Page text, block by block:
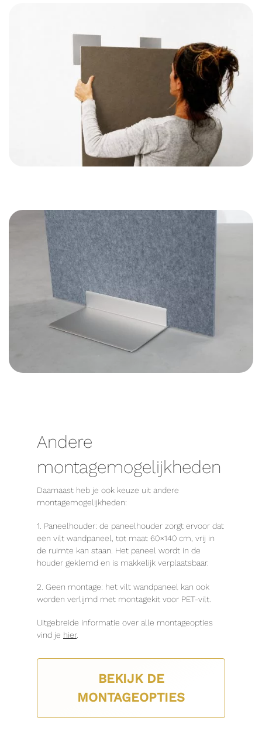
Andere
montagemogelijkheden
Daarnaast heb je ook keuze uit andere
montagemogelijkheden:
1. Paneelhouder: de paneelhouder zorgt ervoor dat
een vilt wandpaneel, tot maat 60×140 cm, vrij in
de ruimte kan staan. Het paneel wordt in de
houder geklemd en is makkelijk verplaatsbaar.
2. Geen montage: het vilt wandpaneel kan ook
worden verlijmd met montagekit voor PET-vilt.
Uitgebreide informatie over alle montageopties
vind je hier.
BEKIJK DE
MONTAGEOPTIES